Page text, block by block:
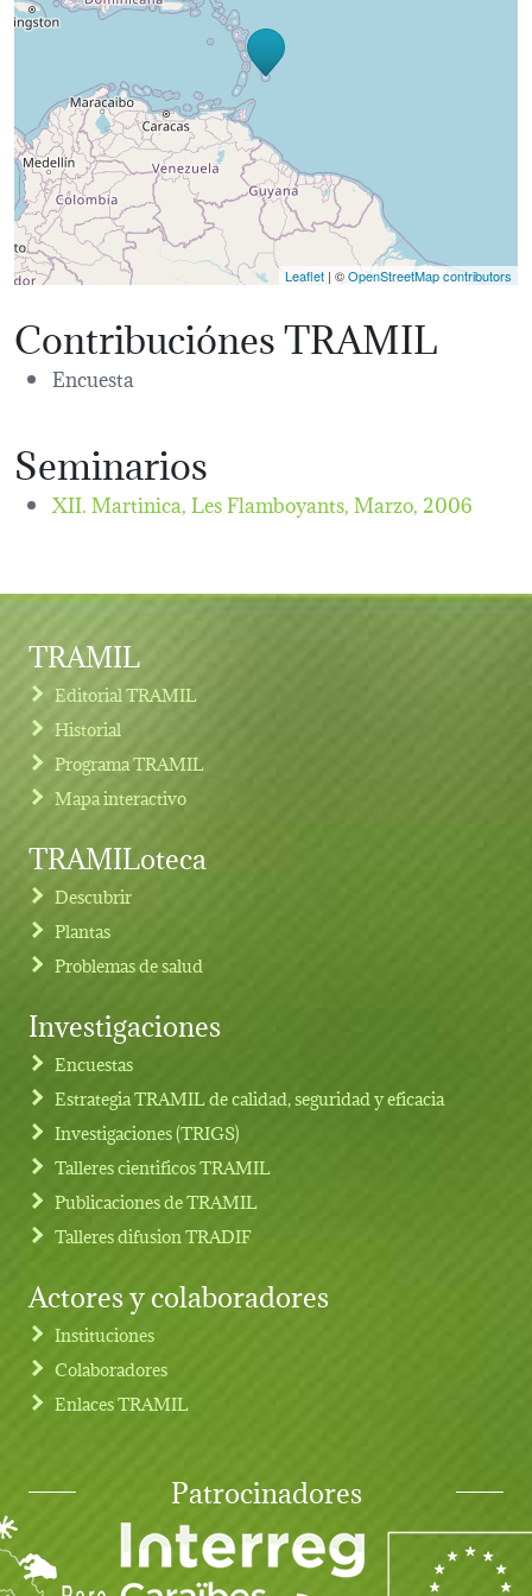
Leaflet | ©OpenStreetMap contributors
Contribuciónes TRAMIL
Encuesta
Seminarios
XII. Martinica, Les Flamboyants,Marzo, 2006
Footer menu
TRAMIL
Editorial TRAMIL
Historial
Programa TRAMIL
Mapa interactivo
TRAMILoteca
Descubrir
Plantas
Problemas de salud
Investigaciones
Encuestas
Estrategia TRAMIL de calidad, seguridad y eficacia
Investigaciones (TRIGS)
Talleres cientificos TRAMIL
Publicaciones de TRAMIL
Talleres difusion TRADIF
Actores y colaboradores
Instituciones
Colaboradores
Enlaces TRAMIL
Patrocinadores